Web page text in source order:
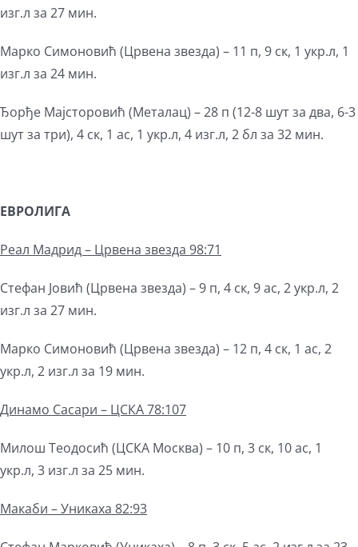
изг.л за 27 мин.
Марко Симоновић (Црвена звезда) – 11 п, 9 ск, 1 укр.л, 1
изг.л за 24 мин.
Ђорђе Мајсторовић (Металац) – 28 п (12-8 шут за два, 6-3
шут за три), 4 ск, 1 ас, 1 укр.л, 4 изг.л, 2 бл за 32 мин.
ЕВРОЛИГА
Реал Мадрид – Црвена звезда 98:71
Стефан Јовић (Црвена звезда) – 9 п, 4 ск, 9 ас, 2 укр.л, 2
изг.л за 27 мин.
Марко Симоновић (Црвена звезда) – 12 п, 4 ск, 1 ас, 2
укр.л, 2 изг.л за 19 мин.
Динамо Сасари – ЦСКА 78:107
Милош Теодосић (ЦСКА Москва) – 10 п, 3 ск, 10 ас, 1
укр.л, 3 изг.л за 25 мин.
Макаби – Уникаха 82:93